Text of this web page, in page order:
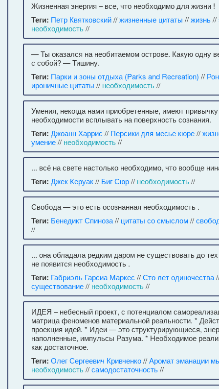
Жизненная энергия – все, что необходимо для жизни !
Теги: Петр Квятковский//жизненные цитаты //жизнь//
необходимость//
— Ты оказался на необитаемом острове. Какую одну
с собой? — Тишину.
Теги: Парки и зоны отдыха (Parks and Recreation) //
ироничные цитаты // необходимость//
Умения, некогда нами приобретенные, имеют
необходимости всплывать на поверхность сознания.
Теги: Джоанн Харрис // Персики для месье кюре//
умение// необходимость//
... всё на свете настолько необходимо, что вообще
Теги: Джек Керуак// Биг Сюр// необходимость//
Свобода — это есть осознанная необходимость .
Теги: Бенедикт Спиноза// цитаты со смыслом//
//
... она обладала редким даром не существовать до
не появится необходимость .
Теги: Габриэль Гарсиа Маркес //Сто лет одиночества
существование// необходимость//
ИДЕЯ – небесный проект, с потенциалом
матрица феноменов материальной реальности. *
проекция идей. * Идеи — это структурирующиеся,
наполненные, импульсы Разума. * Необходимое
как достаточное.
Теги: Олег Сергеевич Кривченко//Аромат эманации
необходимость//самодостаточность//